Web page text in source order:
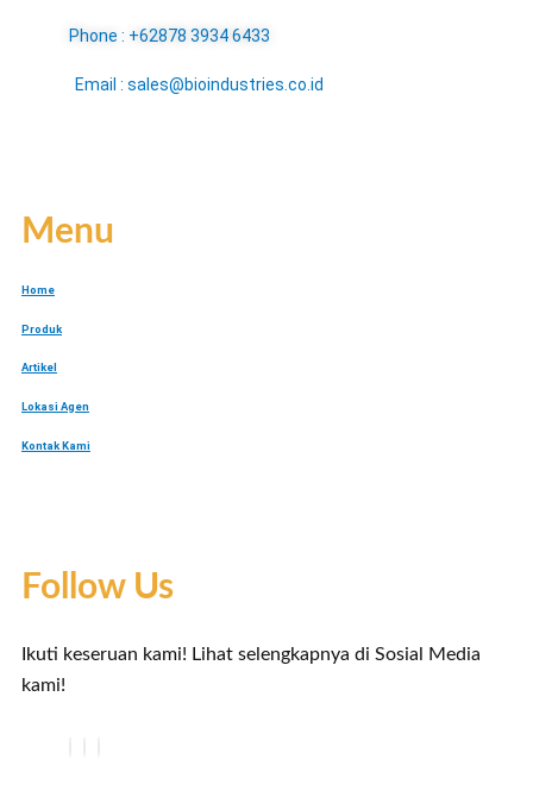
Phone : +62878 3934 6433
Email : sales@bioindustries.co.id
Menu
Home
Produk
Artikel
Lokasi Agen
Kontak Kami
Follow Us
Ikuti keseruan kami! Lihat selengkapnya di Sosial Media
kami!